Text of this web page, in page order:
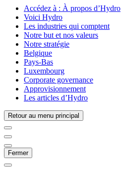
Accédez à : À propos d’Hydro
Voici Hydro
Les industries qui comptent
Notre but et nos valeurs
Notre stratégie
Belgique
Pays-Bas
Luxembourg
Corporate governance
Approvisionnement
Les articles d’Hydro
Retour au menu principal
Fermer